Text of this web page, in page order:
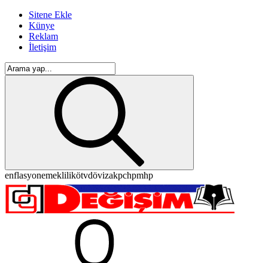
Sitene Ekle
Künye
Reklam
İletişim
enflasyonemeklilikötvdövizakpchpmhp